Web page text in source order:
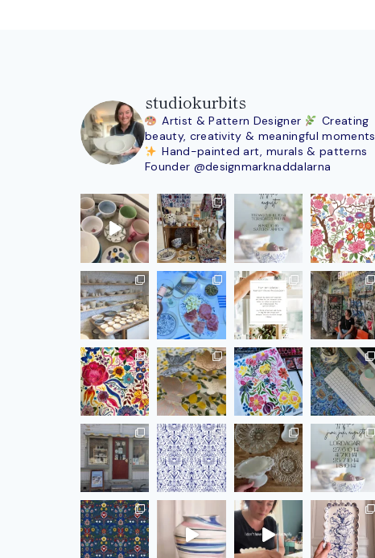
studiokurbits
Artist & Pattern Designer
Creating
beauty, creativity & meaningful moments
Hand-painted art, murals & patterns
Founder @designmarknaddalarna